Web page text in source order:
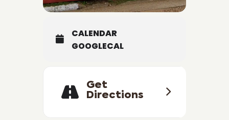
CALENDAR
GOOGLECAL
Get
Directions